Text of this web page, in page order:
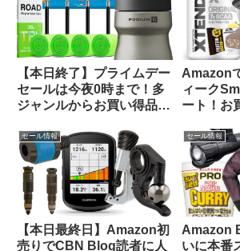
【本日終了】プライムデー
セールは今夜0時まで！多
ジャンルからお買い得品を
Amazon
ィーク
ート！お
ップして
セール情報
【本日最終日】Amazon初
売りでCBN Blog読者に人
セール情報
Amazon
いに本番